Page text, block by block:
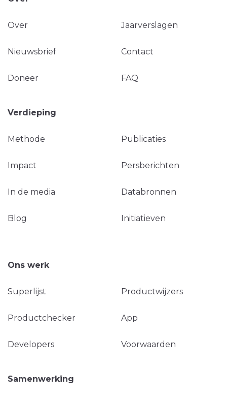
Over Jaarverslagen
Nieuwsbrief Contact
Doneer FAQ
Verdieping
Methode Publicaties
Impact Persberichten
In de media Databronnen
Blog Initiatieven
Ons werk
Superlijst Productwijzers
Productchecker App
Developers Voorwaarden
Samenwerking